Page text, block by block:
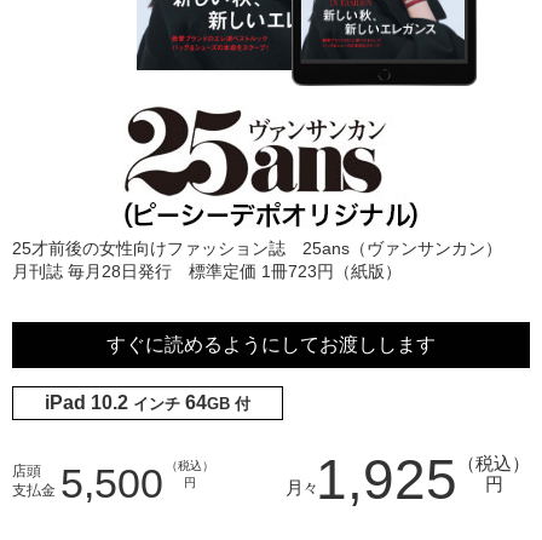
25才前後の女性向けファッション誌 25ans（ヴァンサンカン）
月刊誌 毎月28日発行 標準定価 1冊723円（紙版）
すぐに読めるようにしてお渡しします
iPad 10.2 インチ 64GB 付
店頭
支払金 5,500
（税込）
円
月々1,925
（税込）
円